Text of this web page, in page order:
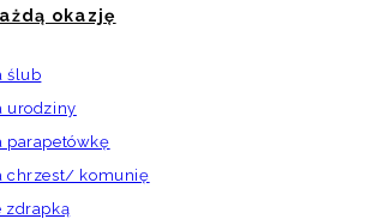
okazję
ślub
urodziny
parapetówkę
chrzest/ komunię
zdrapką